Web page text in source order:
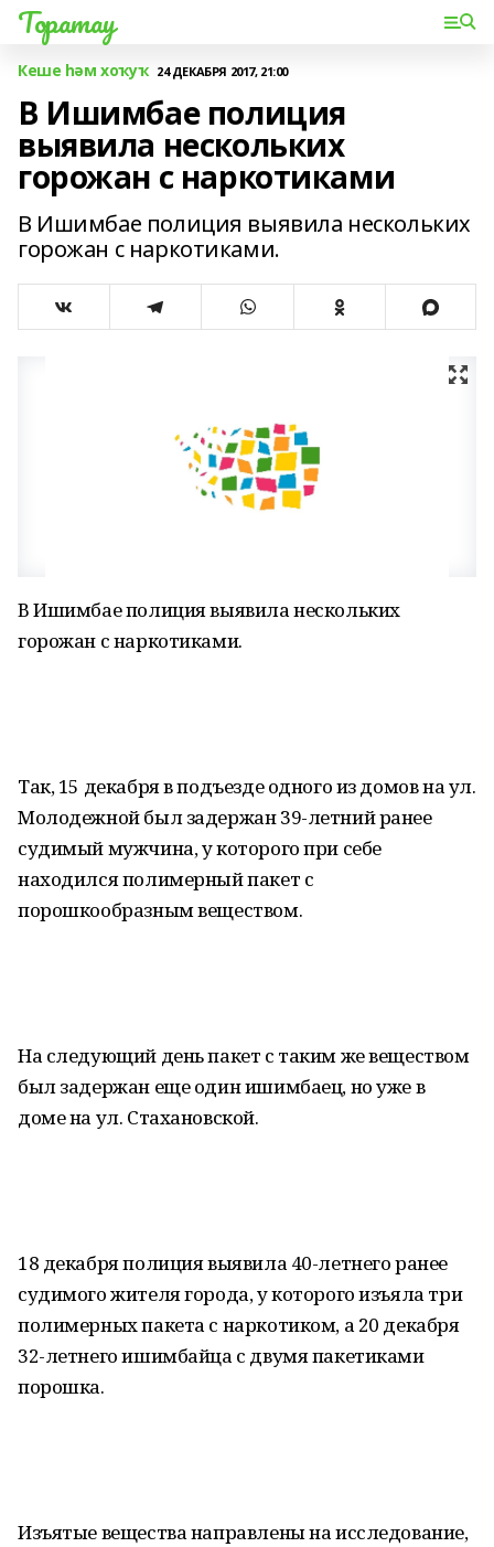
Торатау
Кеше һәм хоҡуҡ 24 ДЕКАБРЯ 2017, 21:00
В Ишимбае полиция
выявила нескольких
горожан с наркотиками
В Ишимбае полиция выявила нескольких
горожан с наркотиками.
В Ишимбае полиция выявила нескольких
горожан с наркотиками.
Так, 15 декабря в подъезде одного из домов на ул.
Молодежной был задержан 39-летний ранее
судимый мужчина, у которого при себе
находился полимерный пакет с
порошкообразным веществом.
На следующий день пакет с таким же веществом
был задержан еще один ишимбаец, но уже в
доме на ул. Стахановской.
18 декабря полиция выявила 40-летнего ранее
судимого жителя города, у которого изъяла три
полимерных пакета с наркотиком, а 20 декабря
32-летнего ишимбайца с двумя пакетиками
порошка.
Изъятые вещества направлены на исследование,